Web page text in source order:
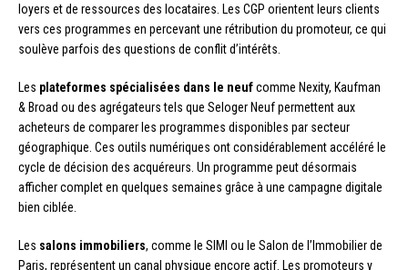
loyers et de ressources des locataires. Les CGP orientent leurs clients
vers ces programmes en percevant une rétribution du promoteur, ce qui
soulève parfois des questions de conflit d’intérêts.
Les plateformes spécialisées dans le neufcomme Nexity, Kaufman
& Broad ou des agrégateurs tels que Seloger Neuf permettent aux
acheteurs de comparer les programmes disponibles par secteur
géographique. Ces outils numériques ont considérablement accéléré le
cycle de décision des acquéreurs. Un programme peut désormais
afficher complet en quelques semaines grâce à une campagne digitale
bien ciblée.
Les salons immobiliers, comme le SIMI ou le Salon de l’Immobilier de
Paris, représentent un canal physique encore actif. Les promoteurs y